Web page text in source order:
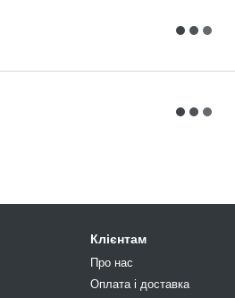
Клієнтам
Про нас
Оплата і доставка